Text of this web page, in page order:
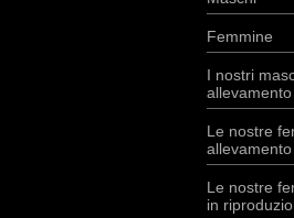
Femmine
I nostri
allevamento
Le nostre
allevamento
Le nostre
in